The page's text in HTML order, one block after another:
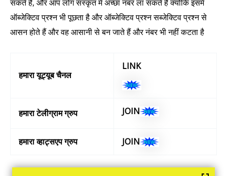
सकते हैं, और आप लोग संस्कृत में अच्छा नंबर ला सकते हैं क्योंकि इसमें
ऑब्जेक्टिव प्रश्न भी पूछता है और ऑब्जेक्टिव प्रश्न सब्जेक्टिव प्रश्न से
आसन होते हैं और वह आसानी से बन जाते हैं और नंबर भी नहीं कटता है
हमारा यूट्यूब चैनल
LINK
हमारा टेलीग्राम ग्रुप JOIN
हमारा व्हाट्सएप ग्रुप JOIN